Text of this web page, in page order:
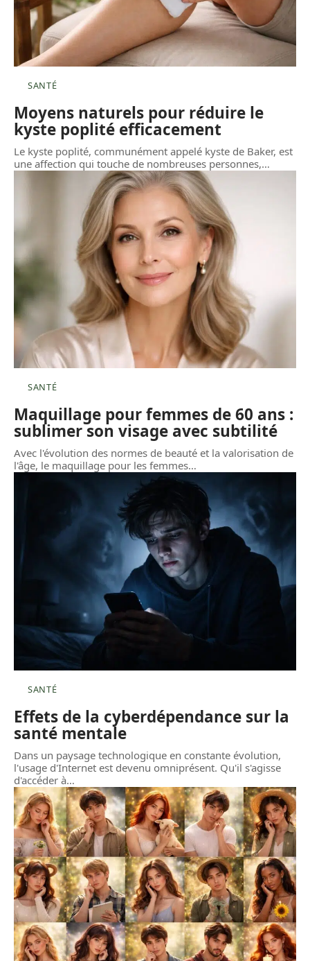
SANTÉ
Moyens naturels pour réduire le
kyste poplité efficacement
Le kyste poplité, communément appelé kyste de Baker, est
une affection qui touche de nombreuses personnes,…
SANTÉ
Maquillage pour femmes de 60 ans :
sublimer son visage avec subtilité
Avec l'évolution des normes de beauté et la valorisation de
l'âge, le maquillage pour les femmes…
SANTÉ
Effets de la cyberdépendance sur la
santé mentale
Dans un paysage technologique en constante évolution,
l'usage d'Internet est devenu omniprésent. Qu'il s'agisse
d'accéder à…